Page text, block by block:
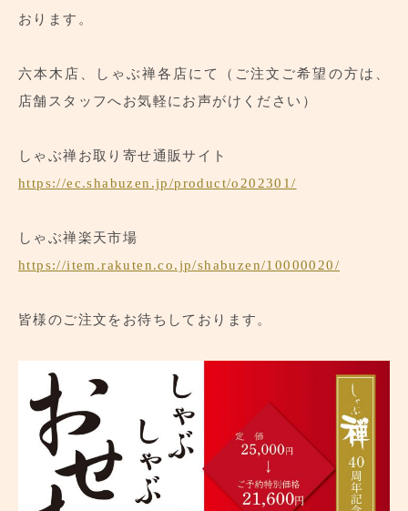
おります。
六本木店、しゃぶ禅各店にて（ご注文ご希望の方は、
店舗スタッフへお気軽にお声がけください）
しゃぶ禅お取り寄せ通販サイト
https://ec.shabuzen.jp/product/o202301/
しゃぶ禅楽天市場
https://item.rakuten.co.jp/shabuzen/10000020/
皆様のご注文をお待ちしております。